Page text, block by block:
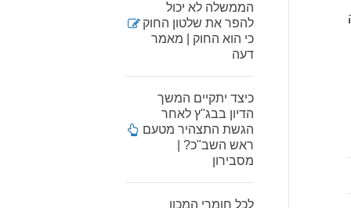
הממשלה לא יכול
להפר את שלטון החוק
כי הוא החוק | מאמר
דעה
כיצד יתקיים המשך
הדיון בבג"ץ לאחר
הגשת התצהיר מטעם
ראש השב"כ? |
מסבירון
לכל חומרי המכון